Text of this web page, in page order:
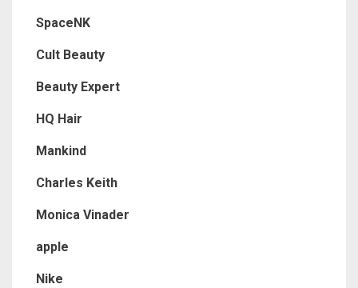
SpaceNK
Cult Beauty
Beauty Expert
HQ Hair
Mankind
Charles Keith
Monica Vinader
apple
Nike